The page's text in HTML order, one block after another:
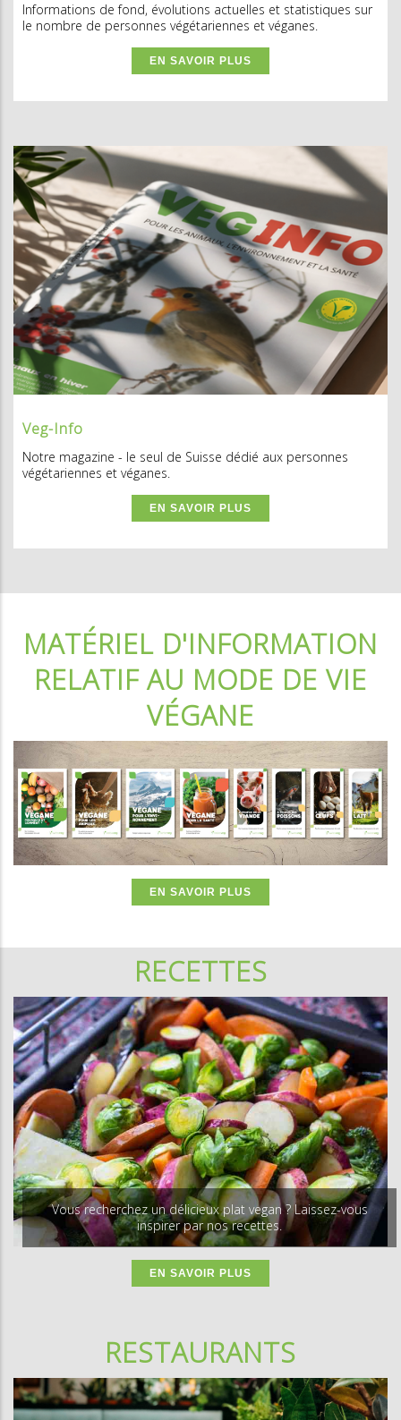
Informations de fond, évolutions actuelles et statistiques sur
le nombre de personnes végétariennes et véganes.
EN SAVOIR PLUS
Veg-Info
Notre magazine - le seul de Suisse dédié aux personnes
végétariennes et véganes.
EN SAVOIR PLUS
MATÉRIEL D'INFORMATION
RELATIF AU MODE DE VIE
VÉGANE
EN SAVOIR PLUS
RECETTES
Vous recherchez un délicieux plat vegan ? Laissez-vous
inspirer par nos recettes.
EN SAVOIR PLUS
RESTAURANTS